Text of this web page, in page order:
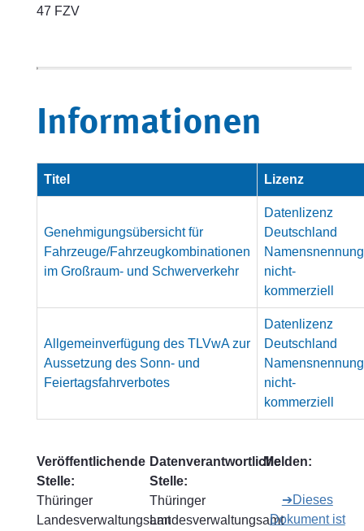
47 FZV
Informationen
Titel Lizenz
Genehmigungsübersicht für
Fahrzeuge/Fahrzeugkombinationen
im Großraum- und Schwerverkehr
Datenlizenz
Deutschland
Namensnennung
nicht-
kommerziell
Allgemeinverfügung des TLVwA zur
Aussetzung des Sonn- und
Feiertagsfahrverbotes
Datenlizenz
Deutschland
Namensnennung
nicht-
kommerziell
Veröffentlichende
Stelle:
Thüringer
Landesverwaltungsamt
Datenverantwortliche
Stelle:
Thüringer
Landesverwaltungsamt
Melden:
➔Dieses
Dokument ist